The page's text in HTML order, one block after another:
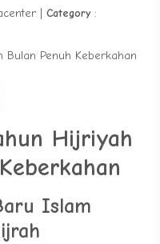
| Category:
Hijriyah
Islam